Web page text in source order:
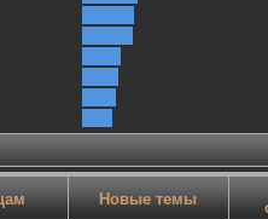
Новые темы